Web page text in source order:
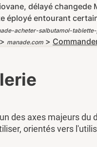
délayé
éployé entourant
acheter-salbutamol-
manade.com >
des axes majeurs du
orientés vers